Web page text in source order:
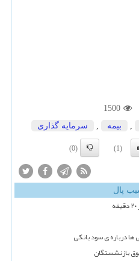
1500
, بیمه , سرمایه گذاری
(1)
(0)
پال
درباره ی سود بانکی
بازنشستگان